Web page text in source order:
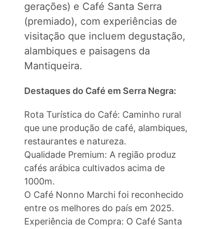
gerações) e Café Santa Serra
(premiado), com experiências de
visitação que incluem degustação,
alambiques e paisagens da
Mantiqueira.
Destaques do Café em Serra Negra:
Rota Turística do Café: Caminho rural
que une produção de café, alambiques,
restaurantes e natureza.
Qualidade Premium: A região produz
cafés arábica cultivados acima de
1000m.
O Café Nonno Marchi foi reconhecido
entre os melhores do país em 2025.
Experiência de Compra: O Café Santa